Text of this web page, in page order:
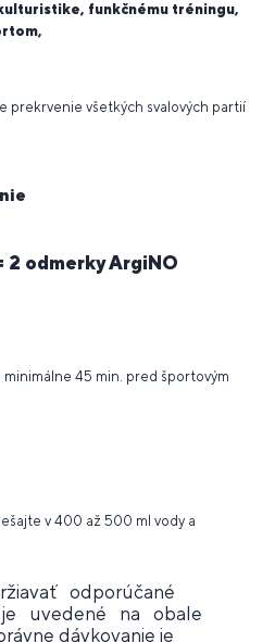
kulturistike, funkčnému tréningu,
prekrvenie všetkých svalových partií
2 odmerky ArgiNO
45 min. pred športovým
v 400 až 500 ml vody a
odporúčané
je uvedené na obale
dávkovanie je